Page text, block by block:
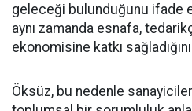
geleceği bulunduğunu ifade
aynı zamanda esnafa,
ekonomisine katkı
Öksüz, bu nedenle